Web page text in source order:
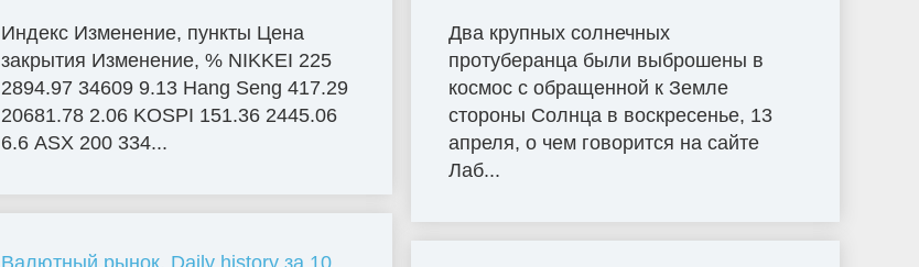
Индекс Изменение, пункты Цена
закрытия Изменение, % NIKKEI 225
2894.97 34609 9.13 Hang Seng 417.29
20681.78 2.06 KOSPI 151.36 2445.06
6.6 ASX 200 334...
Два крупных солнечных
протуберанца были выброшены в
космос с обращенной к Земле
стороны Солнца в воскресенье, 13
апреля, о чем говорится на сайте
Лаб...